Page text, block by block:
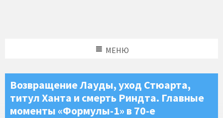
МЕНЮ
Возвращение Лауды, уход Стюарта,
титул Ханта и смерть Риндта. Главные
моменты «Формулы-1» в 70-е